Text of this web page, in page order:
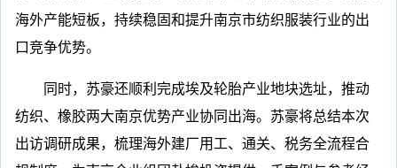
海外产能短板，持续稳固和提升南京市纺织服装行业的出
口竞争优势。
同时，苏豪还顺利完成埃及轮胎产业地块选址，推动
纺织、橡胶两大南京优势产业协同出海。苏豪将总结本次
出访调研成果，梳理海外建厂用工、通关、税务全流程合